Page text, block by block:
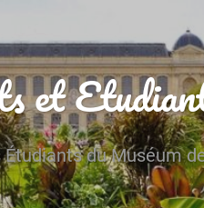
et
du Muséum